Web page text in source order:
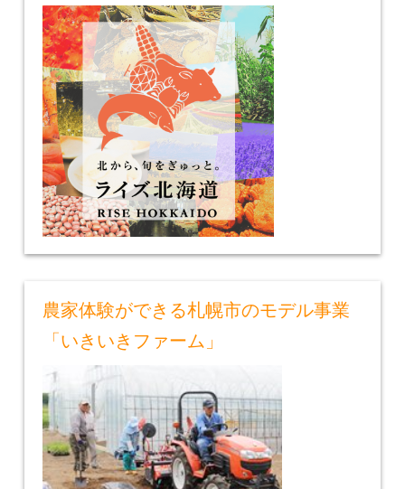
農家体験ができる札幌市のモデル事業
「いきいきファーム」